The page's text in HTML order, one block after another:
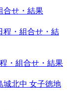
合せ・結果
程・組合せ・結
・組合せ・結果
城北中 女子徳地